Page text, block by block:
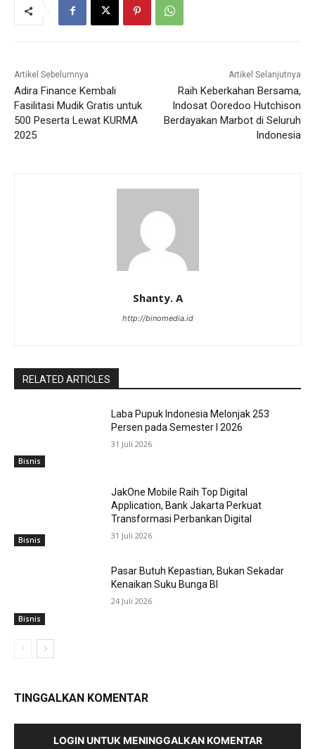
Artikel Sebelumnya
Adira Finance Kembali
Fasilitasi Mudik Gratis untuk
500 Peserta Lewat KURMA
2025
Artikel Selanjutnya
Raih Keberkahan Bersama,
Indosat Ooredoo Hutchison
Berdayakan Marbot di Seluruh
Indonesia
Shanty. A
http://binomedia.id
RELATED ARTICLES
Bisnis
Laba Pupuk Indonesia Melonjak 253
Persen pada Semester I 2026
31 Juli 2026
Bisnis
JakOne Mobile Raih Top Digital
Application, Bank Jakarta Perkuat
Transformasi Perbankan Digital
31 Juli 2026
Bisnis
Pasar Butuh Kepastian, Bukan Sekadar
Kenaikan Suku Bunga BI
24 Juli 2026
TINGGALKAN KOMENTAR
LOGIN UNTUK MENINGGALKAN KOMENTAR